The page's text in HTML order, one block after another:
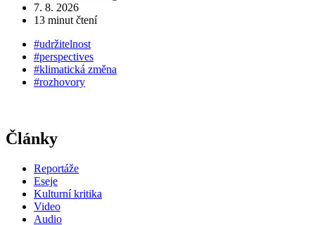
7. 8. 2026
13 minut čtení
#udržitelnost
#perspectives
#klimatická změna
#rozhovory
Články
Reportáže
Eseje
Kulturní kritika
Video
Audio